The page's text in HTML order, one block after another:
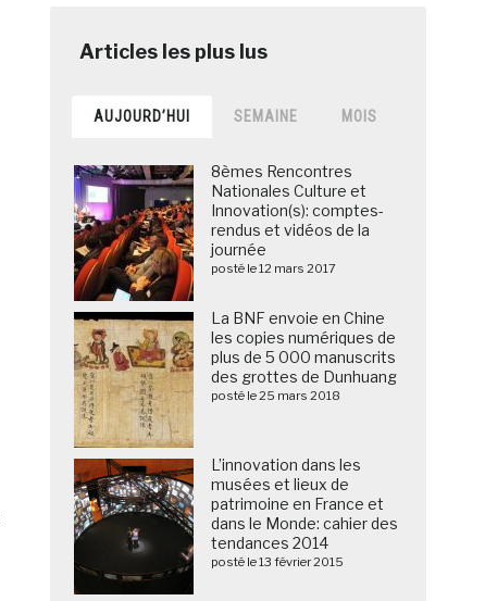
AUJOURD’HUI SEMAINE MOIS
8èmes Rencontres
Nationales Culture et
Innovation(s): comptes-
rendus et vidéos de la
journée
posté le 12 mars 2017
La BNF envoie en Chine
les copies numériques de
plus de 5 000 manuscrits
des grottes de Dunhuang
posté le 25 mars 2018
L’innovation dans les
musées et lieux de
patrimoine en France et
dans le Monde: cahier des
tendances 2014
posté le 13 février 2015